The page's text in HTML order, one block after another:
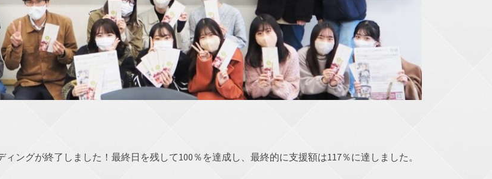
ングが終了しました！最終日を残して100％を達成し、最終的に支援額は117％に達しました。